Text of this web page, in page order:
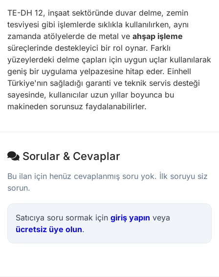
TE-DH 12, inşaat sektöründe duvar delme, zemin
tesviyesi gibi işlemlerde sıklıkla kullanılırken, aynı
zamanda atölyelerde de metal ve ahşap işleme
süreçlerinde destekleyici bir rol oynar. Farklı
yüzeylerdeki delme çapları için uygun uçlar kullanılarak
geniş bir uygulama yelpazesine hitap eder. Einhell
Türkiye'nın sağladığı garanti ve teknik servis desteği
sayesinde, kullanıcılar uzun yıllar boyunca bu
makineden sorunsuz faydalanabilirler.
Sorular & Cevaplar
Bu ilan için henüz cevaplanmış soru yok. İlk soruyu siz
sorun.
Satıcıya soru sormak için giriş yapın veya
ücretsiz üye olun.